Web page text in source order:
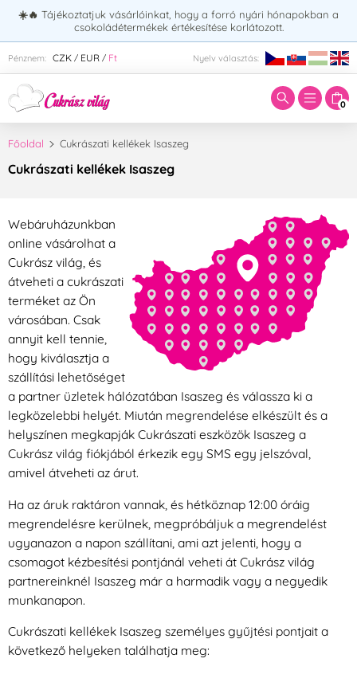
☀️🔥 Tájékoztatjuk vásárlóinkat, hogy a forró nyári hónapokban a
csokoládétermékek értékesítése korlátozott.
Pénznem: CZK / EUR / Ft Nyelv választás:
0
Adja meg a keresett kifejezést:
Főoldal Cukrászati kellékek Isaszeg
Cukrászati kellékek Isaszeg
Webáruházunkban
online vásárolhat a
Cukrász világ, és
átveheti a cukrászati
terméket az Ön
városában. Csak
annyit kell tennie,
hogy kiválasztja a
szállítási lehetőséget
a partner üzletek hálózatában Isaszeg és válassza ki a
legközelebbi helyét. Miután megrendelése elkészült és a
helyszínen megkapják Cukrászati eszközök Isaszeg a
Cukrász világ fiókjából érkezik egy SMS egy jelszóval,
amivel átveheti az árut.
Ha az áruk raktáron vannak, és hétköznap 12:00 óráig
megrendelésre kerülnek, megpróbáljuk a megrendelést
ugyanazon a napon szállítani, ami azt jelenti, hogy a
csomagot kézbesítési pontjánál veheti át Cukrász világ
partnereinknél Isaszeg már a harmadik vagy a negyedik
munkanapon.
Cukrászati kellékek Isaszeg személyes gyűjtési pontjait a
következő helyeken találhatja meg: